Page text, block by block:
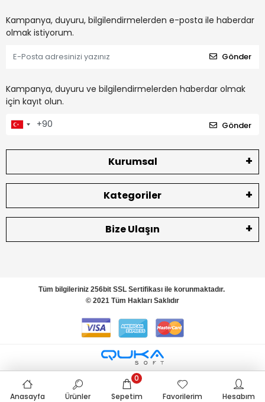
Kampanya, duyuru, bilgilendirmelerden e-posta ile haberdar
olmak istiyorum.
Gönder
Kampanya, duyuru ve bilgilendirmelerden haberdar olmak
için kayıt olun.
Gönder
Kurumsal
Kategoriler
Bize Ulaşın
Tüm bilgileriniz 256bit SSL Sertifikası ile korunmaktadır.
© 2021 Tüm Hakları Saklıdır
Anasayfa Ürünler Sepetim
0
Favorilerim
Hesabım